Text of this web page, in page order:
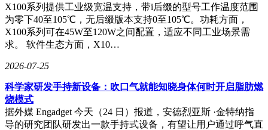
X100系列提供工业级宽温支持，带i后缀的型号工作温度范围
为零下40至105℃，无后缀版本支持0至105℃。功耗方面，
X100系列可在45W至120W之间配置，适应不同工业场景需
求。 软件生态方面，X10…
2026-07-25
科学家研发手持新设备：吹口气就能知晓身体何时开启脂肪燃
烧模式
据外媒 Engadget 今天（24 日）报道，安德烈亚斯 ·金特纳指
导的研究团队研发出一款手持式设备，有望让用户通过呼气直